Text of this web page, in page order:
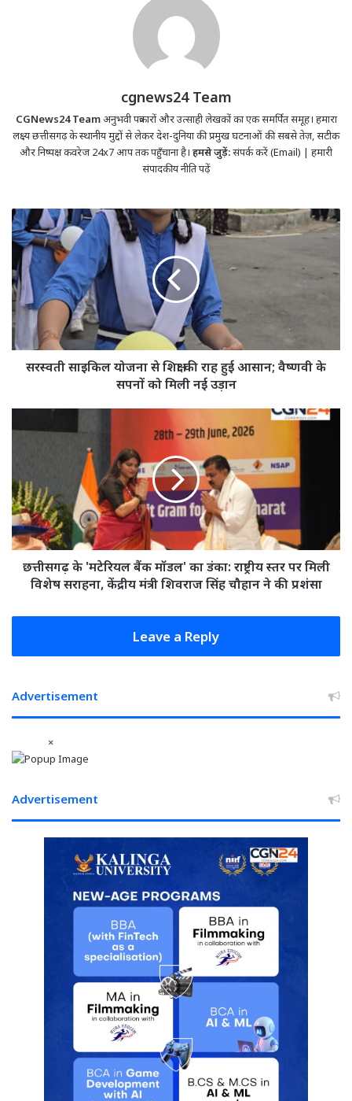
cgnews24 Team
CGNews24 Teamअनुभवी पत्रकारों और उत्साही लेखकों का एक समर्पित समूह। हमारा
लक्ष्य छत्तीसगढ़ के स्थानीय मुद्दों से लेकर देश-दुनिया की प्रमुख घटनाओं की सबसे तेज़, सटीक
और निष्पक्ष कवरेज 24x7 आप तक पहुँचाना है। हमसे जुड़ें:संपर्क करें (Email) | हमारी
संपादकीय नीति पढ़ें
सरस्वती
साइकिल
योजना
से
शिक्षा
की
राह
हुई
आसान;
वैष्णवी
मिली
सरस्वती साइकिल योजना से शिक्षा की राह हुई आसान; वैष्णवी के
सपनों को मिली नई उड़ान
के
मॉडल'
का
डंका:
राष्ट्रीय
स्तर
सराहना,
चौहान
ने
छत्तीसगढ़ के 'मटेरियल बैंक मॉडल' का डंका: राष्ट्रीय स्तर पर मिली
विशेष सराहना, केंद्रीय मंत्री शिवराज सिंह चौहान ने की प्रशंसा
Leave a Reply
Advertisement
×
Advertisement